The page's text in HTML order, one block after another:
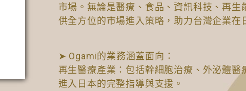
市場。無論是醫療、食品、資訊科技、再生
供全方位的市場進入策略，助力台灣企業在
➤ Ogami的業務涵蓋面向：
再生醫療產業：包括幹細胞治療、外泌體醫
進入日本的完整指導與支援。